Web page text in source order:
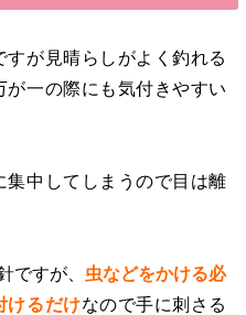
が見晴らしがよく釣れる
が一の際にも気付きやすい
集中してしまうので目は離
ですが、 虫などをかける必
けるだけなので手に刺さる